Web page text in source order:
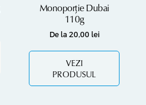
Monoporție Dubai
110g
De la 20,00 lei
VEZI
PRODUSUL